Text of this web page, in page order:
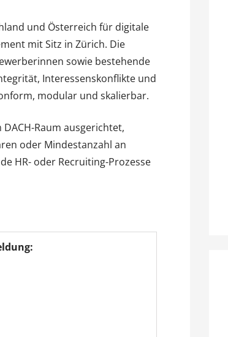
und Österreich für digitale
mit Sitz in Zürich. Die
sowie bestehende
Interessenskonflikte und
modular und skalierbar.
Raum ausgerichtet,
oder Mindestanzahl an
HR- oder Recruiting-Prozesse